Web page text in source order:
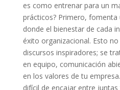
es como entrenar para un
prácticos? Primero, fomenta
donde el bienestar de cada
éxito organizacional. Esto
discursos inspiradores; se
en equipo, comunicación
en los valores de tu
difícil de encajar entre